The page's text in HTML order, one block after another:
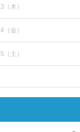
（木）
（金）
（土）